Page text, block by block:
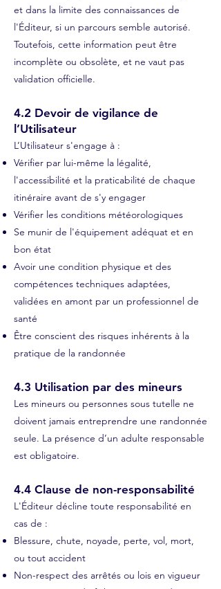
et dans la limite des connaissances de
l'Éditeur, si un parcours semble autorisé.
Toutefois, cette information peut être
incomplète ou obsolète, et ne vaut pas
validation officielle.
4.2 Devoir de vigilance de
l’Utilisateur
L’Utilisateur s'engage à :
Vérifier par lui-même la légalité,
l'accessibilité et la praticabilité de chaque
itinéraire avant de s'y engager
Vérifier les conditions météorologiques
Se munir de l'équipement adéquat et en
bon état
Avoir une condition physique et des
compétences techniques adaptées,
validées en amont par un professionnel de
santé
Être conscient des risques inhérents à la
pratique de la randonnée
4.3 Utilisation par des mineurs
Les mineurs ou personnes sous tutelle ne
doivent jamais entreprendre une randonnée
seule. La présence d’un adulte responsable
est obligatoire.
4.4 Clause de non-responsabilité
L'Éditeur décline toute responsabilité en
cas de :
Blessure, chute, noyade, perte, vol, mort,
ou tout accident
Non-respect des arrêtés ou lois en vigueur